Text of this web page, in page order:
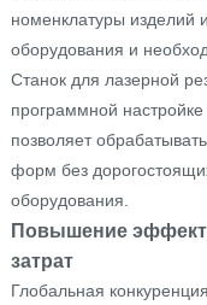
номенклатуры изделий
оборудования и
Станок для лазерной
программной
позволяет
форм без
оборудования.
Повышение
затрат
Глобальная